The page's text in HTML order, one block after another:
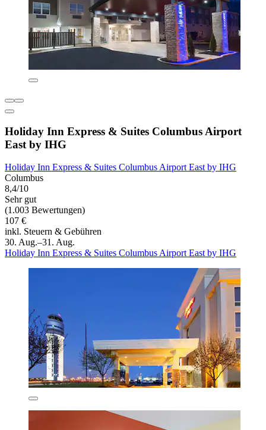
Holiday Inn Express & Suites Columbus Airport
East by IHG
Holiday Inn Express & Suites Columbus Airport East by IHG
Columbus
8,4/10
Sehr gut
(1.003 Bewertungen)
107 €
inkl. Steuern & Gebühren
30. Aug.–31. Aug.
Holiday Inn Express & Suites Columbus Airport East by IHG